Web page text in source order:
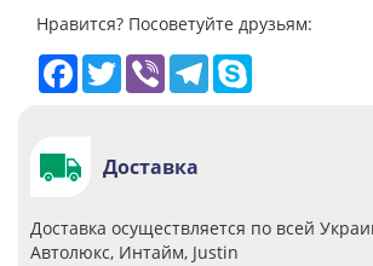
Нравится? Посоветуйте друзьям:
Facebook
TwitterViber Telegram
Доставка
Доставка осуществляется по всей
Автолюкс, Интайм, Justin